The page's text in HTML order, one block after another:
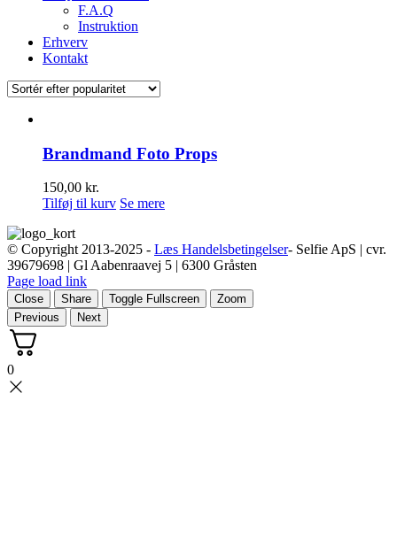
F.A.Q
Instruktion
Erhverv
Kontakt
Brandmand Foto Props
150,00 kr.
Tilføj til kurv Se mere
© Copyright 2013-2025 - Læs Handelsbetingelser- Selfie ApS | cvr.
39679698 | Gl Aabenraavej 5 | 6300 Gråsten
Page load link
Close Share Toggle Fullscreen
Zoom
Previous
Next
0